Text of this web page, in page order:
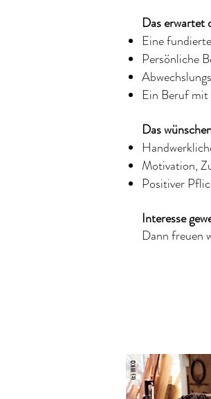
Das erwartet
Eine
Persönliche
Ein Beruf mit
Das
Motivation,
Positiver
Interesse
Dann freuen